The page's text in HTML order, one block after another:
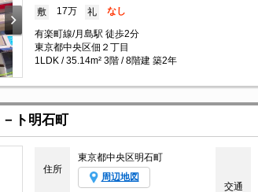
敷 17万 礼 なし
有楽町線/月島駅 徒歩2分
東京都中央区佃２丁目
1LDK / 35.14m² 3階 / 8階建 築2年
ト明石町
住所
東京都中央区明石町
周辺地図
交通